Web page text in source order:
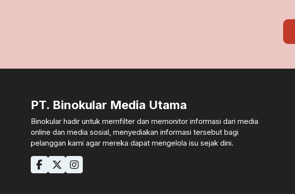
PT. Binokular Media Utama
Binokular hadir untuk memfilter dan memonitor informasi dari media
online dan media sosial, menyediakan informasi tersebut bagi
pelanggan kami agar mereka dapat mengelola isu sejak dini.